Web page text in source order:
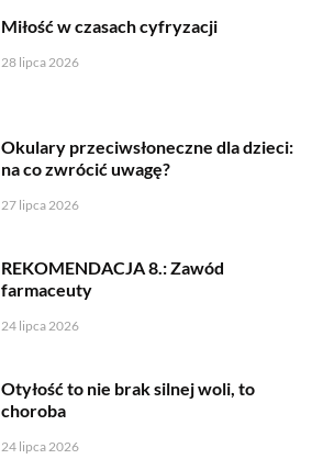
Miłość w czasach cyfryzacji
28 lipca 2026
Okulary przeciwsłoneczne dla dzieci:
na co zwrócić uwagę?
27 lipca 2026
REKOMENDACJA 8.: Zawód
farmaceuty
24 lipca 2026
Otyłość to nie brak silnej woli, to
choroba
24 lipca 2026